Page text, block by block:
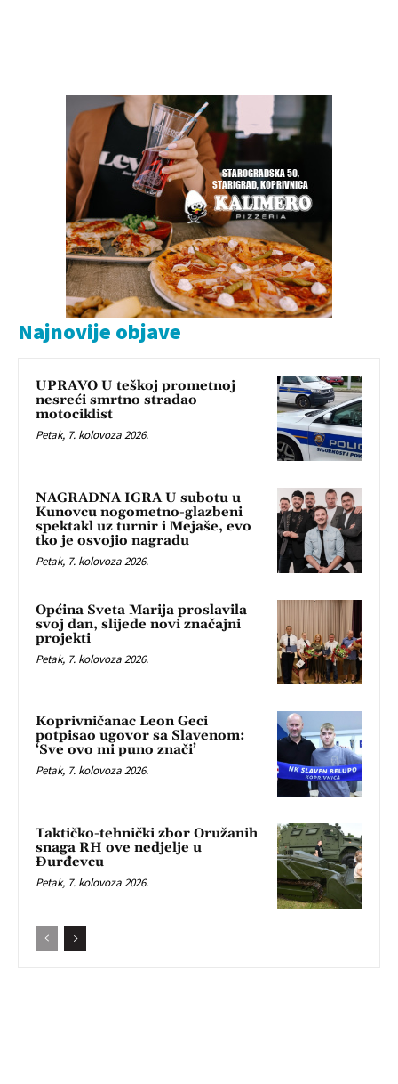
Najnovije objave
UPRAVO U teškoj prometnoj
nesreći smrtno stradao
motociklist
Petak, 7. kolovoza 2026.
NAGRADNA IGRA U subotu u
Kunovcu nogometno-glazbeni
spektakl uz turnir i Mejaše, evo
tko je osvojio nagradu
Petak, 7. kolovoza 2026.
Općina Sveta Marija proslavila
svoj dan, slijede novi značajni
projekti
Petak, 7. kolovoza 2026.
Koprivničanac Leon Geci
potpisao ugovor sa Slavenom:
‘Sve ovo mi puno znači’
Petak, 7. kolovoza 2026.
Taktičko-tehnički zbor Oružanih
snaga RH ove nedjelje u
Đurđevcu
Petak, 7. kolovoza 2026.